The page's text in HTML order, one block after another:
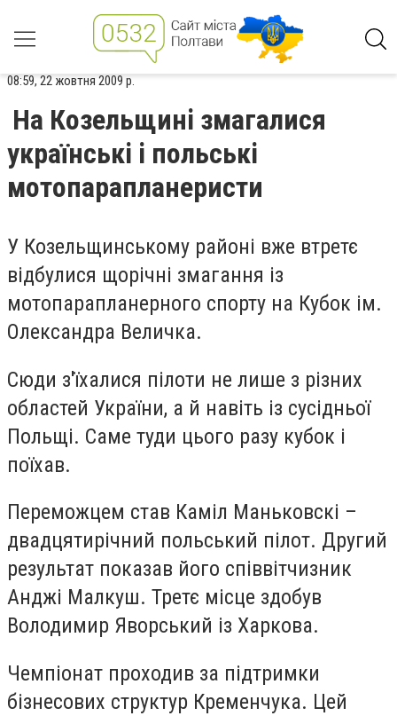
08:59, 22 жовтня 2009 р.
На Козельщині змагалися
українські і польські
мотопарапланеристи
У Козельщинському районі вже втретє
відбулися щорічні змагання із
мотопарапланерного спорту на Кубок ім.
Олександра Величка.
Сюди з'їхалися пілоти не лише з різних
областей України, а й навіть із сусідньої
Польщі. Саме туди цього разу кубок і
поїхав.
Переможцем став Каміл Маньковскі –
двадцятирічний польський пілот. Другий
результат показав його співвітчизник
Анджі Малкуш. Третє місце здобув
Володимир Яворський із Харкова.
Чемпіонат проходив за підтримки
бізнесових структур Кременчука. Цей